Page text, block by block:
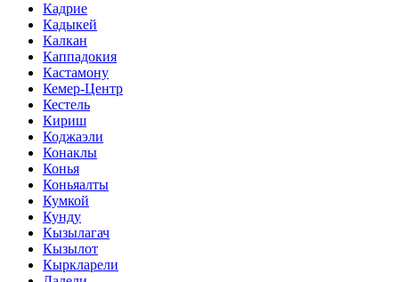
Кадрие
Кадыкей
Калкан
Каппадокия
Кастамону
Кемер-Центр
Кестель
Кириш
Коджаэли
Конаклы
Конья
Коньяалты
Кумкой
Кунду
Кызылагач
Кызылот
Кыркларели